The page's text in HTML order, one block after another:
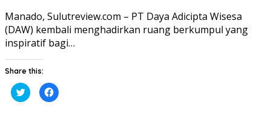
Manado, Sulutreview.com – PT Daya Adicipta Wisesa
(DAW) kembali menghadirkan ruang berkumpul yang
inspiratif bagi…
Share this:
Klik
untuk
berbagi
Klik
untuk